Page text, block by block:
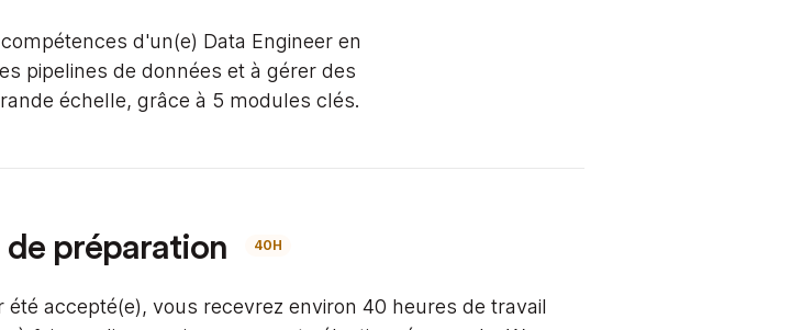
d'un(e) Data Engineer en
pipelines de données et à gérer des
échelle, grâce à 5 modules clés.
40H
de préparation
été accepté(e), vous recevrez environ 40 heures de travail